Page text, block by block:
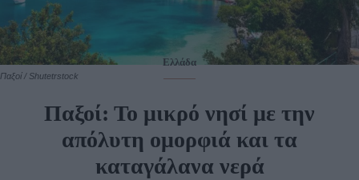
Παξοί / Shutetrstock
Ελλάδα
Παξοί: Το μικρό νησί με την
απόλυτη ομορφιά και τα
καταγάλανα νερά